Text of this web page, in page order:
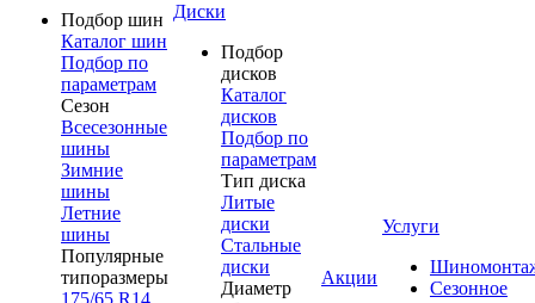
Подбор шин
Каталог шин
Подбор по
параметрам
Сезон
Всесезонные
шины
Зимние
шины
Летние
шины
Популярные
типоразмеры
175/65 R14
Диски
Подбор
дисков
Каталог
дисков
Подбор по
параметрам
Тип диска
Литые
диски
Стальные
диски
Диаметр
Акции
Услуги
Сезонное